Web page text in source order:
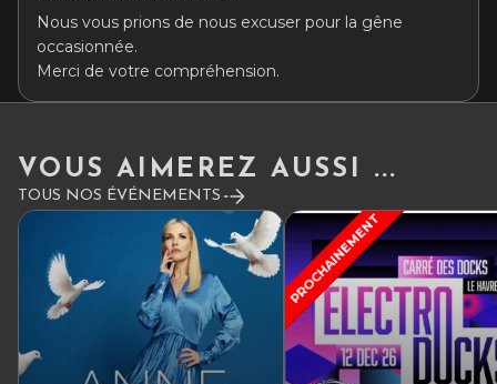
Nous vous prions de nous excuser pour la gêne
occasionnée.
Merci de votre compréhension.
VOUS AIMEREZ AUSSI ...
TOUS NOS ÉVÉNEMENTS
PROCHAINEMENT